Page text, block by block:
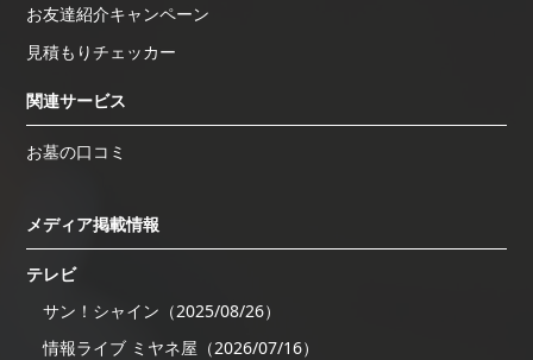
お友達紹介キャンペーン
見積もりチェッカー
関連サービス
お墓の口コミ
メディア掲載情報
テレビ
サン！シャイン（2025/08/26）
情報ライブ ミヤネ屋（2026/07/16）